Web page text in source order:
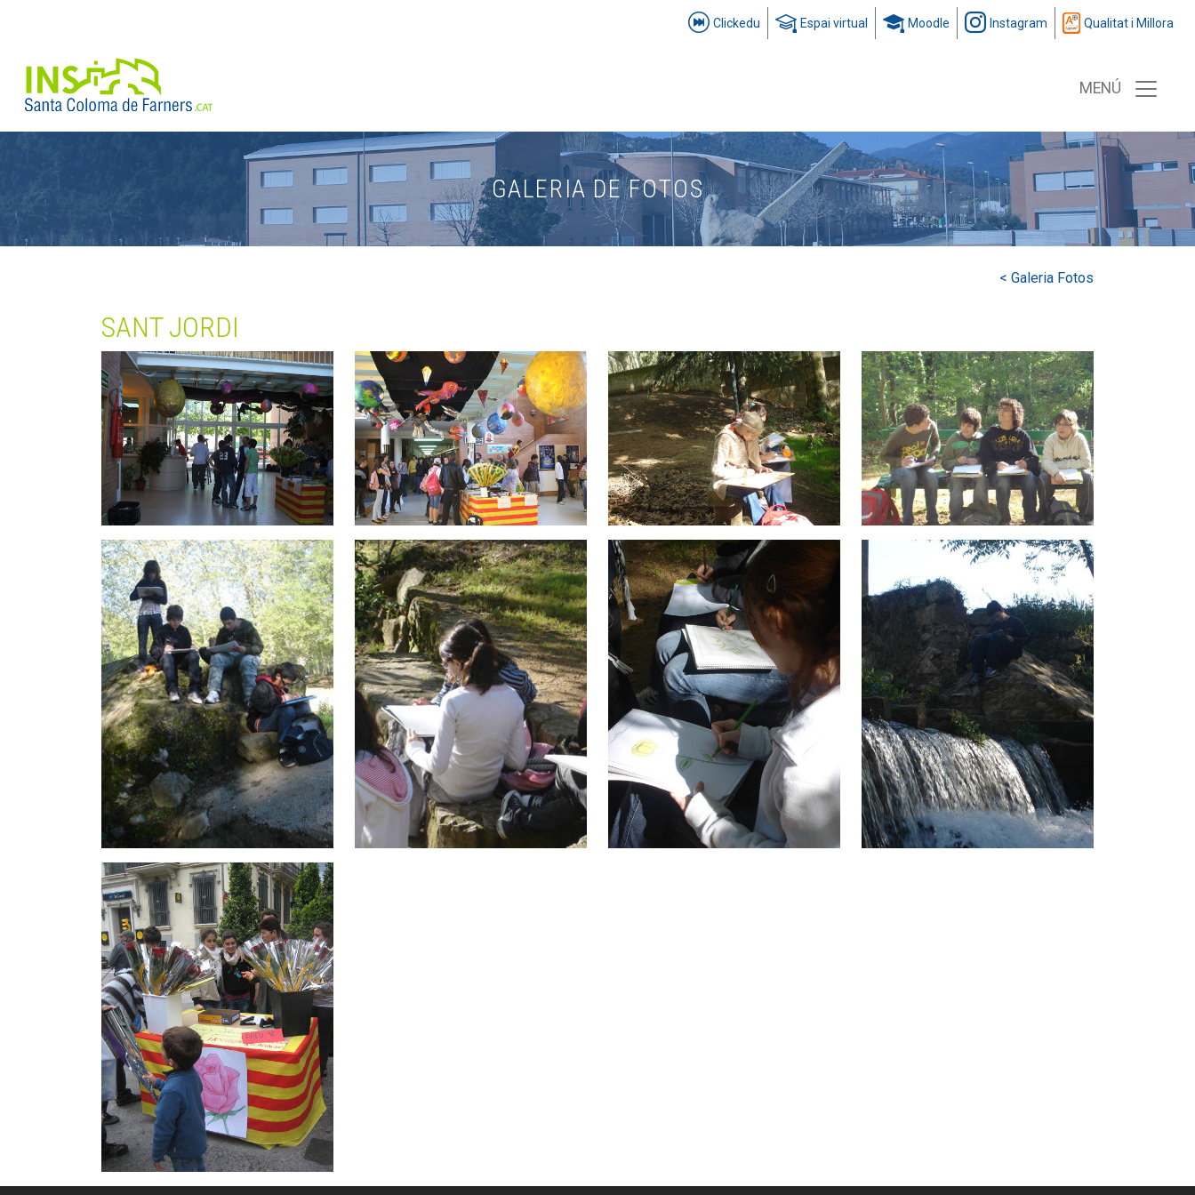
Clickedu Espai virtual Moodle Instagram Qualitat i Millora
MENÚ
GALERIA DE FOTOS
< Galeria Fotos
SANT JORDI